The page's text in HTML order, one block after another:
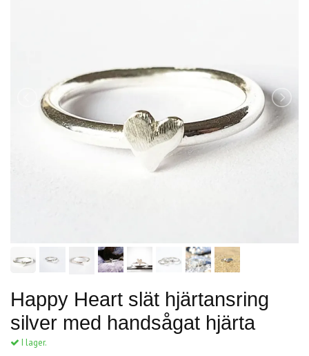
Happy Heart slät hjärtansring
silver med handsågat hjärta
I lager.